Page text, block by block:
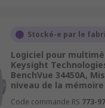
Stocké-e par le
Logiciel pour
Keysight
BenchVue 34450A,
niveau de la mémoire
Code commande RS 773-